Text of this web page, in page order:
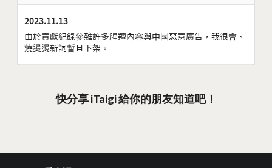
2023.11.13
由於貢獻紀錄參雜許多腥羶內容與中國惡意廣告，我很會、
燒燙燙新詞暫且下架。
快分享 iTaigi 給你的朋友知道吧！